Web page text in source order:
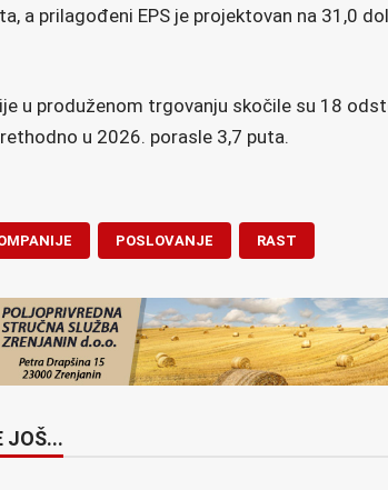
a prilagođeni EPS je projektovan na 31,0
u produženom trgovanju skočile su 18
u 2026. porasle 3,7 puta.
POSLOVANJE RAST
JOŠ...